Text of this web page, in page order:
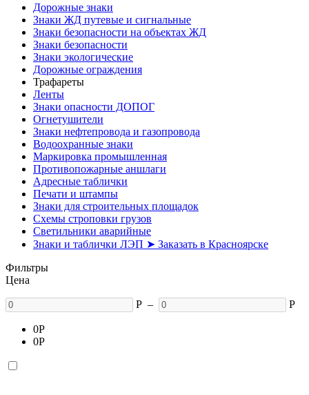
Дорожные знаки
Знаки ЖД путевые и сигнальные
Знаки безопасности на объектах ЖД
Знаки безопасности
Знаки экологические
Дорожные ограждения
Трафареты
Ленты
Знаки опасности ДОПОГ
Огнетушители
Знаки нефтепровода и газопровода
Водоохранные знаки
Маркировка промышленная
Противопожарные аншлаги
Адресные таблички
Печати и штампы
Знаки для строительных площадок
Схемы строповки грузов
Светильники аварийные
Знаки и таблички ЛЭП ➤ Заказать в Красноярске
Фильтры
Цена
Р – Р
0Р
0Р